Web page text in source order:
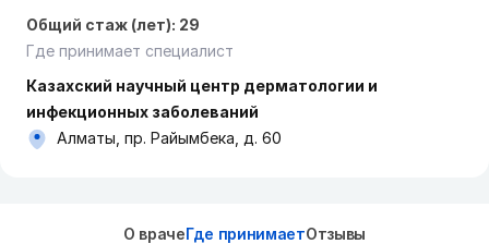
Общий стаж (лет): 29
Где принимает специалист
Казахский научный центр дерматологии и
инфекционных заболеваний
Алматы, пр. Райымбека, д. 60
О врачеГде принимаетОтзывы